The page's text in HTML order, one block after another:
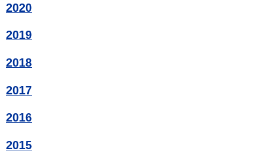
2020
2019
2018
2017
2016
2015